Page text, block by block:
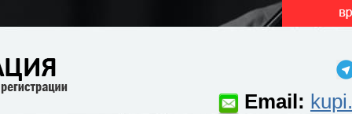
Email: